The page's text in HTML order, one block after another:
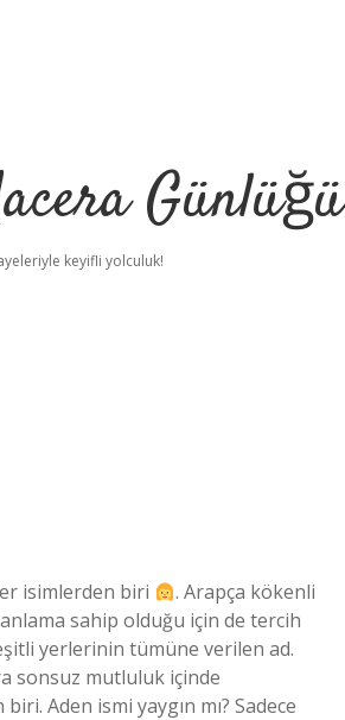
Günlüğü
keyifli yolculuk!
isimlerden biri
. Arapça kökenli
sahip olduğu için de tercih
yerlerinin tümüne verilen ad.
sonsuz mutluluk içinde
Aden ismi yaygın mı? Sadece